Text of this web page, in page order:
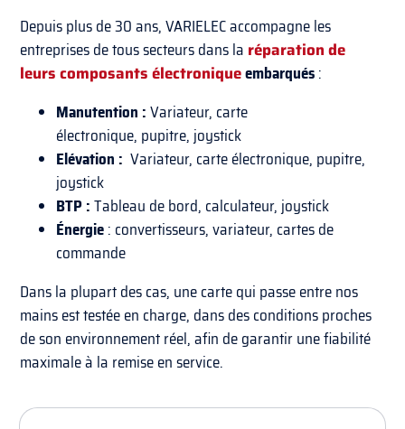
Depuis plus de 30 ans, VARIELEC accompagne les
entreprises de tous secteurs dans la réparation de
leurs composants électroniqueembarqués:
Manutention :Variateur, carte
électronique, pupitre, joystick
Elévation :Variateur, carte électronique, pupitre,
joystick
BTP :Tableau de bord, calculateur, joystick
Énergie: convertisseurs, variateur, cartes de
commande
Dans la plupart des cas, une carte qui passe entre nos
mains est testée en charge, dans des conditions proches
de son environnement réel, afin de garantir une fiabilité
maximale à la remise en service.